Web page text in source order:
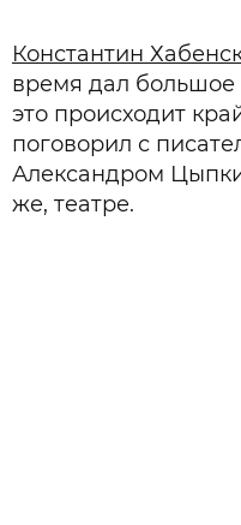
Константин
время дал
это происходит
поговорил с
Александром
же, театре.